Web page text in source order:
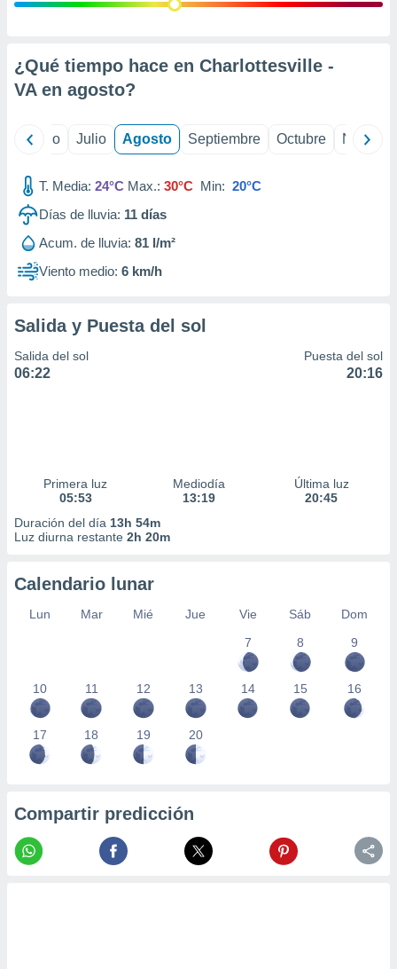
e
mediante
de
1199
¿Qué tiempo hace en Charlottesville -
VA en agosto?
Junio Julio Agosto Septiembre Octubre
T. Media: 24°C Max.: 30°C Min: 20°C
Días de lluvia: 11 días
Acum. de lluvia: 81 l/m²
Viento medio: 6 km/h
Salida y Puesta del sol
Salida del sol
06:22
Puesta del sol
20:16
Primera luz
05:53
Mediodía
13:19
Última luz
20:45
Duración del día 13h 54m
Luz diurna restante 2h 20m
Calendario lunar
Lun Mar Mié Jue Vie Sáb
Dom
7
8 9
10 11 12 13 14 15 16
17 18 19 20
Compartir predicción